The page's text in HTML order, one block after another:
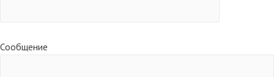
Сообщение